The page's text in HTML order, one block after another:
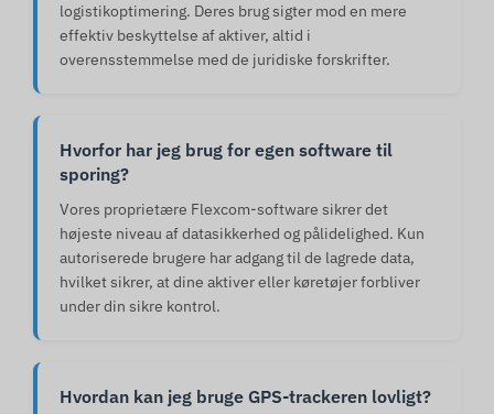
logistikoptimering. Deres brug sigter mod en mere
effektiv beskyttelse af aktiver, altid i
overensstemmelse med de juridiske forskrifter.
Hvorfor har jeg brug for egen software til
sporing?
Vores proprietære Flexcom-software sikrer det
højeste niveau af datasikkerhed og pålidelighed. Kun
autoriserede brugere har adgang til de lagrede data,
hvilket sikrer, at dine aktiver eller køretøjer forbliver
under din sikre kontrol.
Hvordan kan jeg bruge GPS-trackeren lovligt?